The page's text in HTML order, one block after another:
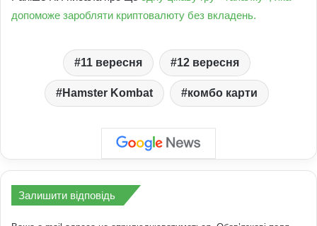
допоможе заробляти криптовалюту без вкладень.
11 вересня 12 вересня
Hamster Kombat комбо карти
Залишити відповідь